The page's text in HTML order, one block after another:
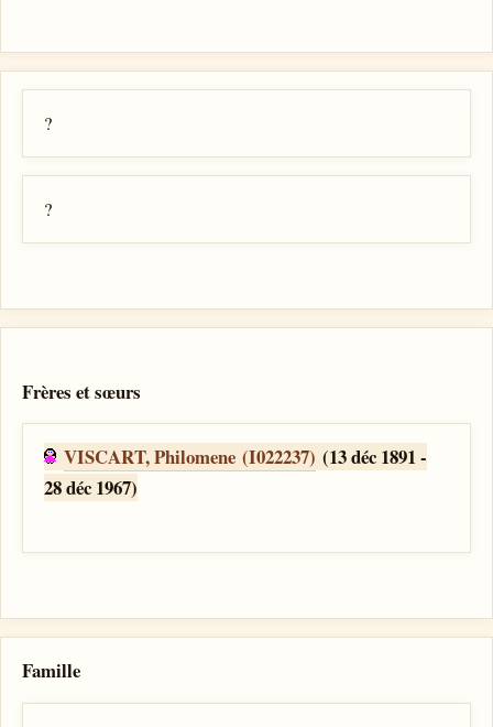
?
?
Frères et sœurs
VISCART, Philomene (I022237) (13 déc 1891 -
28 déc 1967)
Famille